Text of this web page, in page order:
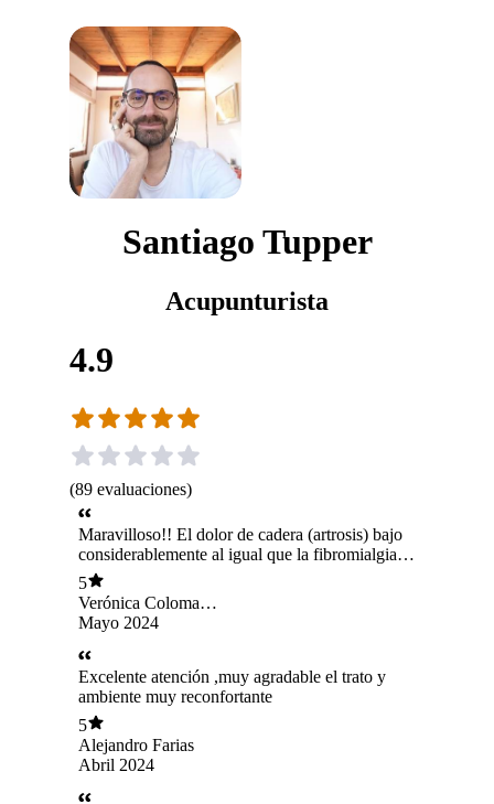
Santiago Tupper
Acupunturista
4.9
(89 evaluaciones)
Maravilloso!! El dolor de cadera (artrosis) bajo
considerablemente al igual que la fibromialgia y
gastritis
5
Verónica Coloma
Ortiz
Mayo 2024
Excelente atención ,muy agradable el trato y
ambiente muy reconfortante
5
Alejandro Farias
Abril 2024